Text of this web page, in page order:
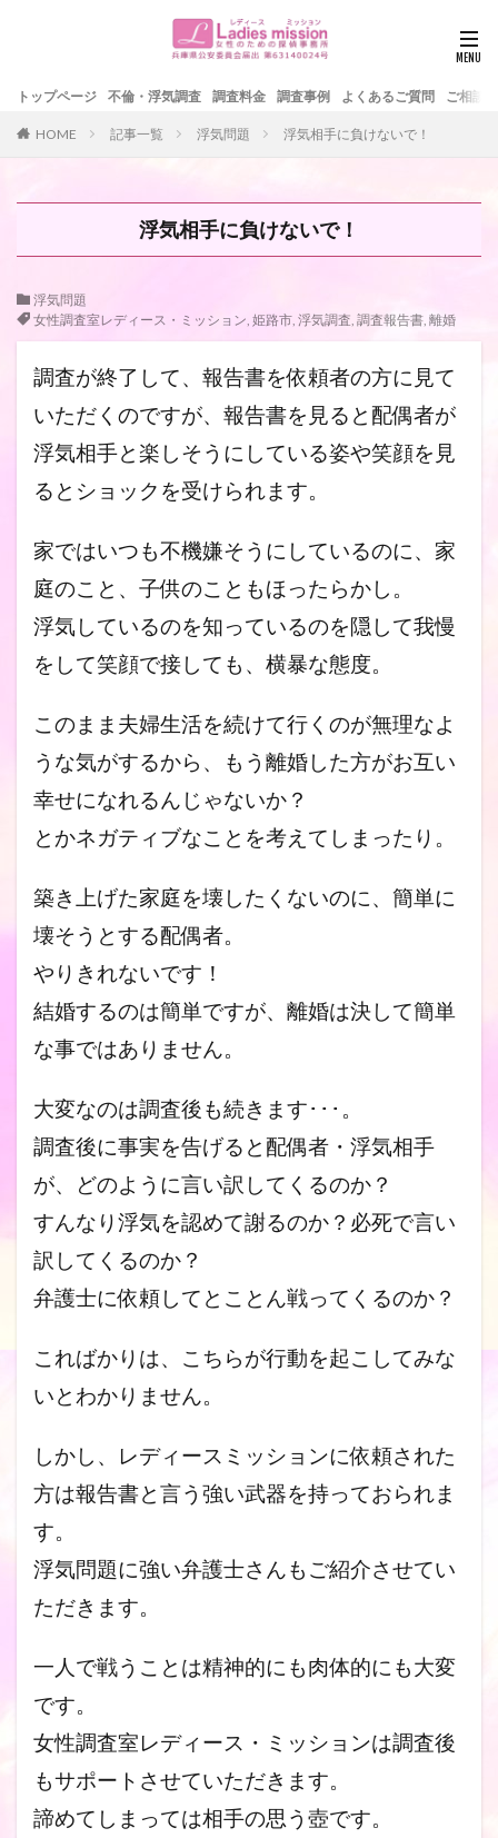
トップページ 不倫・浮気調査 調査料金 調査事例 よくあるご質問 ご相談
HOME 記事一覧 浮気問題 浮気相手に負けないで！
浮気相手に負けないで！
浮気問題
女性調査室レディース・ミッション, 姫路市, 浮気調査, 調査報告書, 離婚
調査が終了して、報告書を依頼者の方に見て
いただくのですが、報告書を見ると配偶者が
浮気相手と楽しそうにしている姿や笑顔を見
るとショ ックを受けられます。
家ではいつも不機嫌そうにしているのに、家
庭のこと、子供のこと もほったらかし。
浮気しているのを知っているのを隠して我慢
をして笑顔で接しても、横暴な態度。
このまま夫婦生活を続けて行くのが無理なよ
うな気がするから、も う離婚した方がお互い
幸せになれるんじゃないか？
とかネガティブなことを考えてしまったり。
築き上げた家庭を壊したくないのに、簡単に
壊そうとする配偶者。
やりきれないです！
結婚するのは簡単ですが、離婚は決して簡単
な事ではありません。
大変なのは調査後も続きます･･･。
調査後に事実を告げると配偶者・浮気相手
が、どのように言い訳してくるのか？
すんなり浮気を認めて謝るのか？必死で言い
訳してくるのか？
弁護士に依頼してとことん戦ってくるのか？
こればかりは、こちらが行動を起こしてみな
いとわかりません。
しかし、レディースミッションに依頼された
方は報告書と言う強い武器を持っておられま
す。
浮気問題に強い弁護士さんもご紹介させてい
ただきます。
一人で戦うことは精神的にも肉体的にも大変
です。
女性調査室レディース・ミッションは調査後
もサポートさせていただきます。
諦めてしまっては相手の思う壺です。